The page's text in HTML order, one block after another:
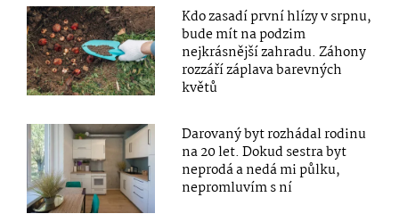
Kdo zasadí první hlízy v srpnu,
bude mít na podzim
nejkrásnější zahradu. Záhony
rozzáří záplava barevných
květů
Darovaný byt rozhádal rodinu
na 20 let. Dokud sestra byt
neprodá a nedá mi půlku,
nepromluvím s ní